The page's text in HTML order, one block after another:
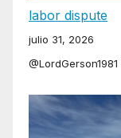
labor dispute
julio 31, 2026
@LordGerson1981